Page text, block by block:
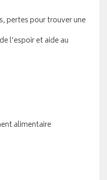
pertes pour trouver une
l’espoir et aide au
alimentaire